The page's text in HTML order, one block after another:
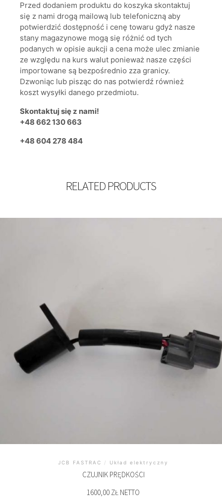
Przed dodaniem produktu do koszyka skontaktuj
się z nami drogą mailową lub telefoniczną aby
potwierdzić dostępność i cenę towaru gdyż nasze
stany magazynowe mogą się różnić od tych
podanych w opisie aukcji a cena może ulec zmianie
ze względu na kurs walut ponieważ nasze części
importowane są bezpośrednio zza granicy.
Dzwoniąc lub pisząc do nas potwierdź również
koszt wysyłki danego przedmiotu.
Skontaktuj się z nami!
+48 662 130 663
+48 604 278 484
RELATED PRODUCTS
JCB FASTRAC / Układ elektryczny
CZUJNIK PRĘDKOŚCI
1600,00 ZŁ NETTO